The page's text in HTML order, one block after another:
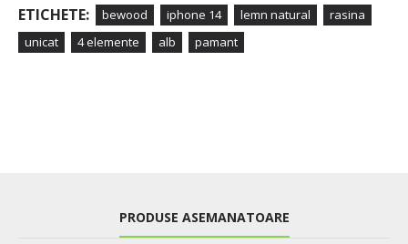
ETICHETE: bewood iphone 14 lemn natural
rasina
unicat
4 elemente alb pamant
PRODUSE ASEMANATOARE